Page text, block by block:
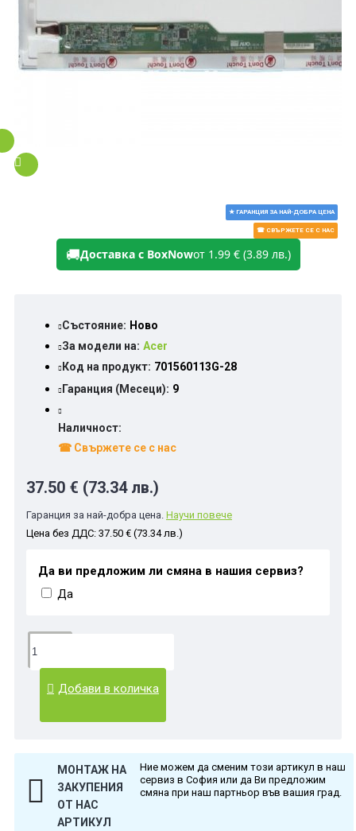
★ ГАРАНЦИЯ ЗА НАЙ-ДОБРА ЦЕНА
☎ СВЪРЖЕТЕ СЕ С НАС
🚚Доставка с BoxNowот 1.99 € (3.89 лв.)
Състояние: Ново
За модели на: Acer
Код на продукт: 701560113G-28
Гаранция (Месеци): 9
Наличност:
☎ Свържете се с нас
37.50 € (73.34 лв.)
Гаранция за най-добра цена. Научи повече
Цена без ДДС: 37.50 € (73.34 лв.)
Да ви предложим ли смяна в нашия сервиз?
Да
Добави в количка
МОНТАЖ НА
ЗАКУПЕНИЯ
ОТ НАС
АРТИКУЛ
Ние можем да сменим този артикул в наш
сервиз в София или да Ви предложим
смяна при наш партньор във вашия град.